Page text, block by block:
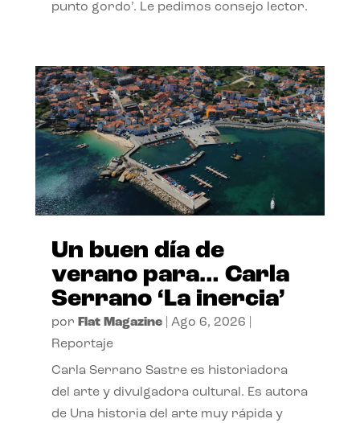
punto gordo’. Le pedimos consejo lector.
Un buen día de
verano para… Carla
Serrano ‘La inercia’
por Flat Magazine| Ago 6, 2026
Reportaje
Carla Serrano Sastre es historiadora
del arte y divulgadora cultural. Es autora
de Una historia del arte muy rápida y